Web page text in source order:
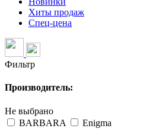
Хиты продаж
Спец-цена
Фильтр
Производитель:
Не выбрано
BARBARA
Enigma